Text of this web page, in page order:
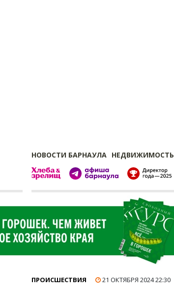
НОВОСТИ БАРНАУЛА НЕДВИЖИМОСТЬ
ПРОИСШЕСТВИЯ 21 ОКТЯБРЯ 202422:30